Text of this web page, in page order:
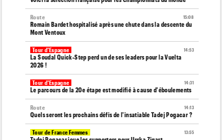
15:08
Route
Romain Bardet hospitalisé après une chute dans la descente du
Mont Ventoux
14:53
Tour d'Espagne
La Soudal Quick-Step perd un de ses leaders pour la Vuelta
2026 !
14:31
Tour d'Espagne
Le parcours de la 20e étape est modifié à cause d'éboulements
14:13
Route
Quels seront les prochains défis de l'insatiable Tadej Pogacar ?
13:55
Tour de France Femmes